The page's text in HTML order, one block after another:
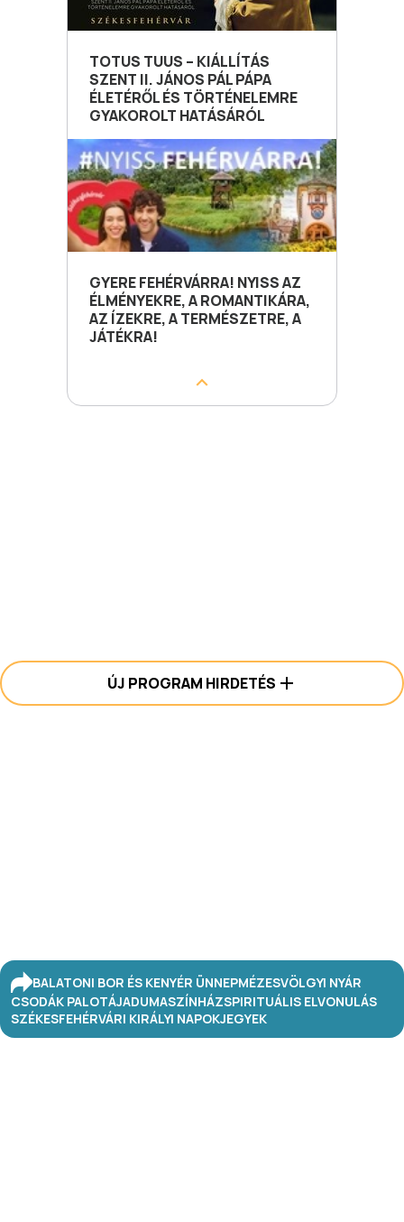
TOTUS TUUS – KIÁLLÍTÁS
SZENT II. JÁNOS PÁL PÁPA
ÉLETÉRŐL ÉS TÖRTÉNELEMRE
GYAKOROLT HATÁSÁRÓL
GYERE FEHÉRVÁRRA! NYISS AZ
ÉLMÉNYEKRE, A ROMANTIKÁRA,
AZ ÍZEKRE, A TERMÉSZETRE, A
JÁTÉKRA!
ÚJ PROGRAM HIRDETÉS
BALATONI BOR ÉS KENYÉR ÜNNEPMÉZESVÖLGYI NYÁR
CSODÁK PALOTÁJADUMASZÍNHÁZSPIRITUÁLIS ELVONULÁS
SZÉKESFEHÉRVÁRI KIRÁLYI NAPOKJEGYEK